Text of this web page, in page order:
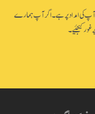
آپ کی امداد پر ہے۔ اگر آپ ہمارے
کیجئیے۔